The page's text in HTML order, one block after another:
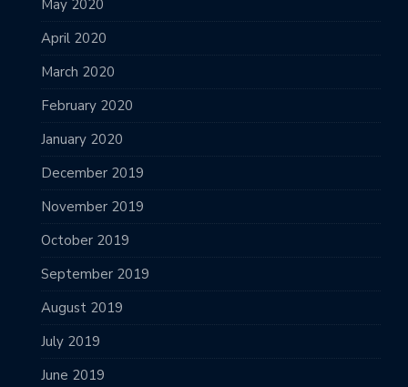
May 2020
April 2020
March 2020
February 2020
January 2020
December 2019
November 2019
October 2019
September 2019
August 2019
July 2019
June 2019